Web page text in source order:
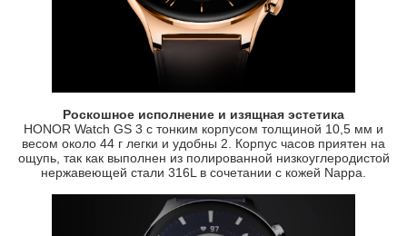
Роскошное исполнение и изящная эстетика
HONOR Watch GS 3 с тонким корпусом толщиной 10,5 мм и
весом около 44 г легки и удобны 2. Корпус часов приятен на
ощупь, так как выполнен из полированной низкоуглеродистой
нержавеющей стали 316L в сочетании с кожей Nappa.